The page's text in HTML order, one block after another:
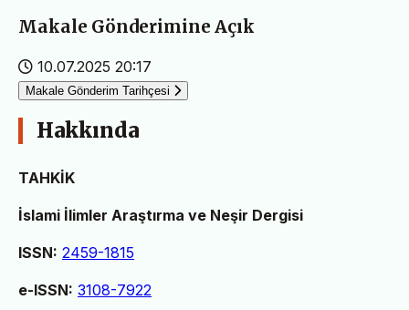
Makale Gönderimine Açık
10.07.2025 20:17
Makale Gönderim Tarihçesi
Hakkında
TAHKİK
İslami İlimler Araştırma ve Neşir Dergisi
ISSN: 2459-1815
e-ISSN: 3108-7922